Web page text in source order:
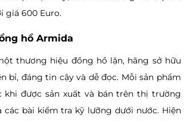
giá 600 Euro.
hồ Armida
thương hiệu đồng hồ lặn, hãng sở hữu
bỉ, đáng tin cậy và dễ đọc. Mỗi sản phẩm
khi được sản xuất và bán trên thị trường
các bài kiểm tra kỹ lưỡng dưới nước. Hiện